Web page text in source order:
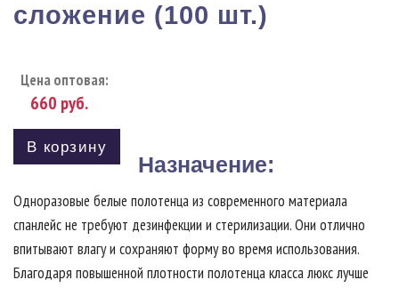
сложение (100 шт.)
Цена оптовая:
660 руб.
В корзину
Назначение:
Одноразовые белые полотенца из современного материала
спанлейс не требуют дезинфекции и стерилизации. Они отлично
впитывают влагу и сохраняют форму во время использования.
Благодаря повышенной плотности полотенца класса люкс лучше